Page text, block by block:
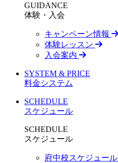
GUIDANCE
体験・入会
キャンペーン情報
体験レッスン
入会案内
SYSTEM & PRICE
料金システム
SCHEDULE
スケジュール
SCHEDULE
スケジュール
府中校スケジュール